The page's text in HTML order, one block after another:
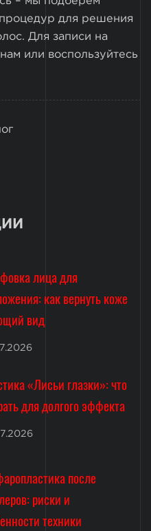
для решения
Для записи на
или воспользуйтесь
лица для
как вернуть коже
вид
«Лисьи глазки»: что
для долгого эффекта
после
риски и
техники